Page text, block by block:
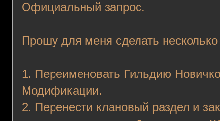
Официальный запрос.
Прошу для меня сделать
1. Переименовать Гильдию
Модификации.
2. Перенести клановый раздел и